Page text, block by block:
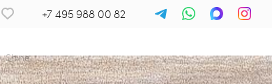
+7 495 988 00 82
Shine